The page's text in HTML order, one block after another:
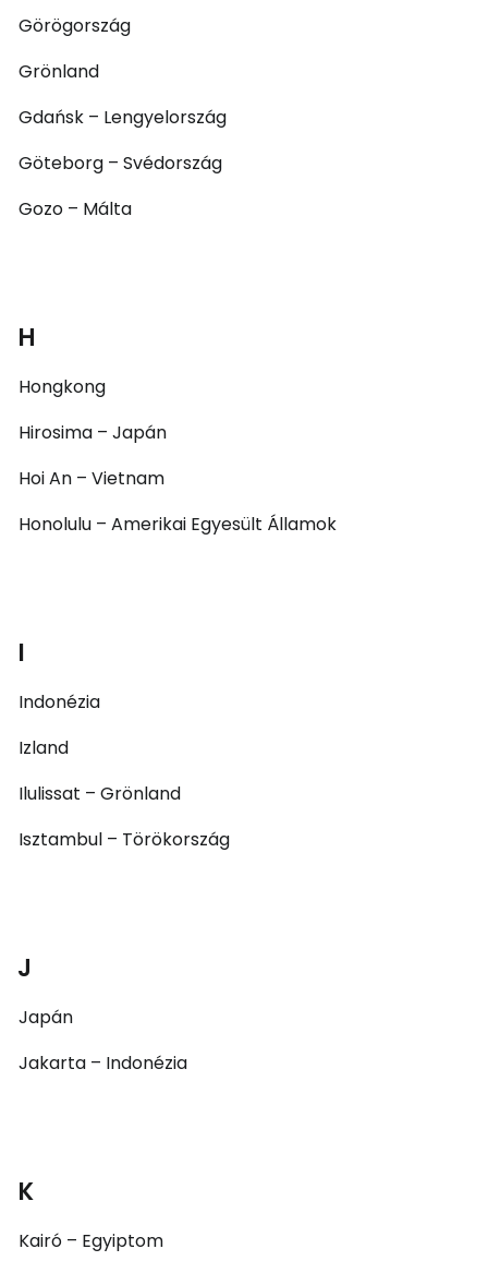
Görögország
Grönland
Gdańsk – Lengyelország
Göteborg – Svédország
Gozo – Málta
H
Hongkong
Hirosima – Japán
Hoi An – Vietnam
Honolulu – Amerikai Egyesült Államok
I
Indonézia
Izland
Ilulissat – Grönland
Isztambul – Törökország
J
Japán
Jakarta – Indonézia
K
Kairó – Egyiptom